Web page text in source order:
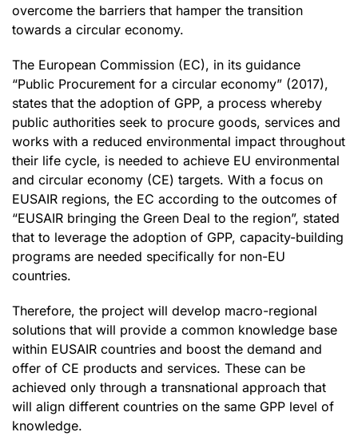
overcome the barriers that hamper the transition
towards a circular economy.
The European Commission (EC), in its guidance
“Public Procurement for a circular economy” (2017),
states that the adoption of GPP, a process whereby
public authorities seek to procure goods, services and
works with a reduced environmental impact throughout
their life cycle, is needed to achieve EU environmental
and circular economy (CE) targets. With a focus on
EUSAIR regions, the EC according to the outcomes of
“EUSAIR bringing the Green Deal to the region”, stated
that to leverage the adoption of GPP, capacity-building
programs are needed specifically for non-EU
countries.
Therefore, the project will develop macro-regional
solutions that will provide a common knowledge base
within EUSAIR countries and boost the demand and
offer of CE products and services. These can be
achieved only through a transnational approach that
will align different countries on the same GPP level of
knowledge.